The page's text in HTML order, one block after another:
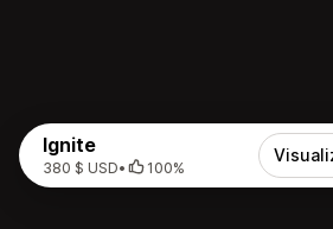
Ignite
380 $ USD• 100%